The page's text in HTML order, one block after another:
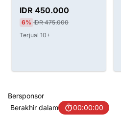
Dongle
IDR 450.000
6% IDR 475.000
Terjual 10+
Bersponsor
Berakhir dalam
00:00:00